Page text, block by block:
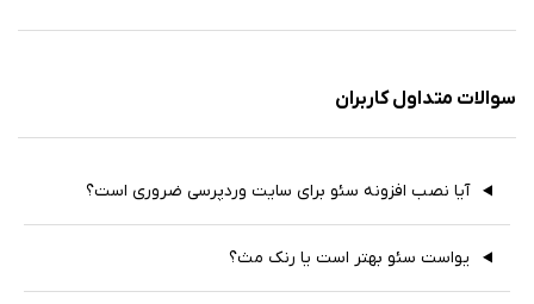
سوالات متداول کاربران
آیا نصب افزونه سئو برای سایت وردپرسی ضروری است؟
یواست سئو بهتر است یا رنک مث؟